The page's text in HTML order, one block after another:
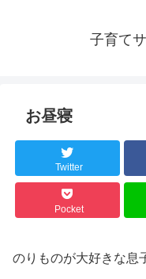
子育て
お昼寝
Twitter
Pocket
のりものが大好きな息